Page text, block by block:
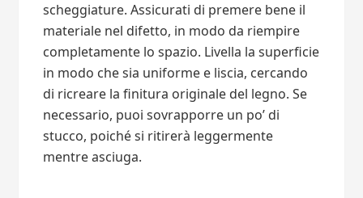
scheggiature. Assicurati di premere bene il
materiale nel difetto, in modo da riempire
completamente lo spazio. Livella la superficie
in modo che sia uniforme e liscia, cercando
di ricreare la finitura originale del legno. Se
necessario, puoi sovrapporre un po’ di
stucco, poiché si ritirerà leggermente
mentre asciuga.